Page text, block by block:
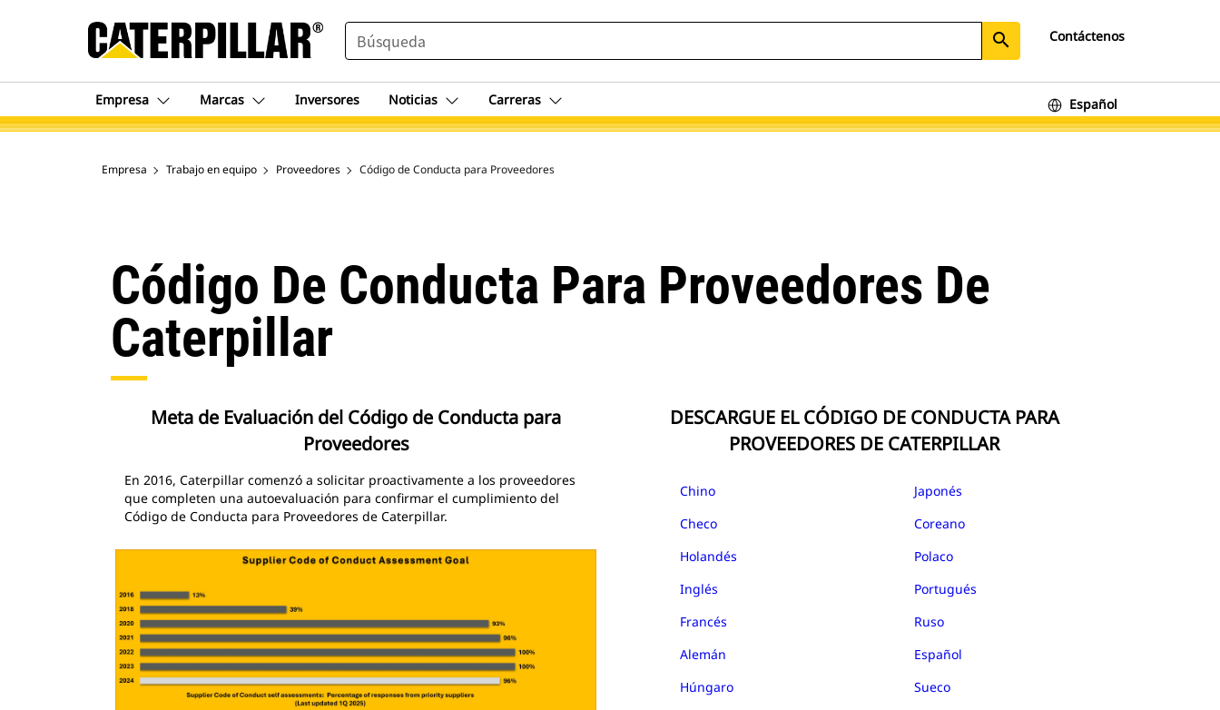
SEARCH search Contáctenos
Empresa Marcas Inversores Noticias Carreras Español
Empresa Trabajo en equipo Proveedores Código de Conducta para Proveedores
Código De Conducta Para Proveedores De
Caterpillar
Meta de Evaluación del Código de Conducta para
Proveedores
En 2016, Caterpillar comenzó a solicitar proactivamente a los proveedores
que completen una autoevaluación para confirmar el cumplimiento del
Código de Conducta para Proveedores de Caterpillar.
DESCARGUE EL CÓDIGO DE CONDUCTA PARA
PROVEEDORES DE CATERPILLAR
Chino
Checo
Holandés
Inglés
Francés
Alemán
Húngaro
Japonés
Coreano
Polaco
Portugués
Ruso
Español
Sueco